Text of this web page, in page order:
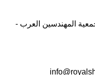
رقم 148 أ /3 - جمعية المهندسين العرب -